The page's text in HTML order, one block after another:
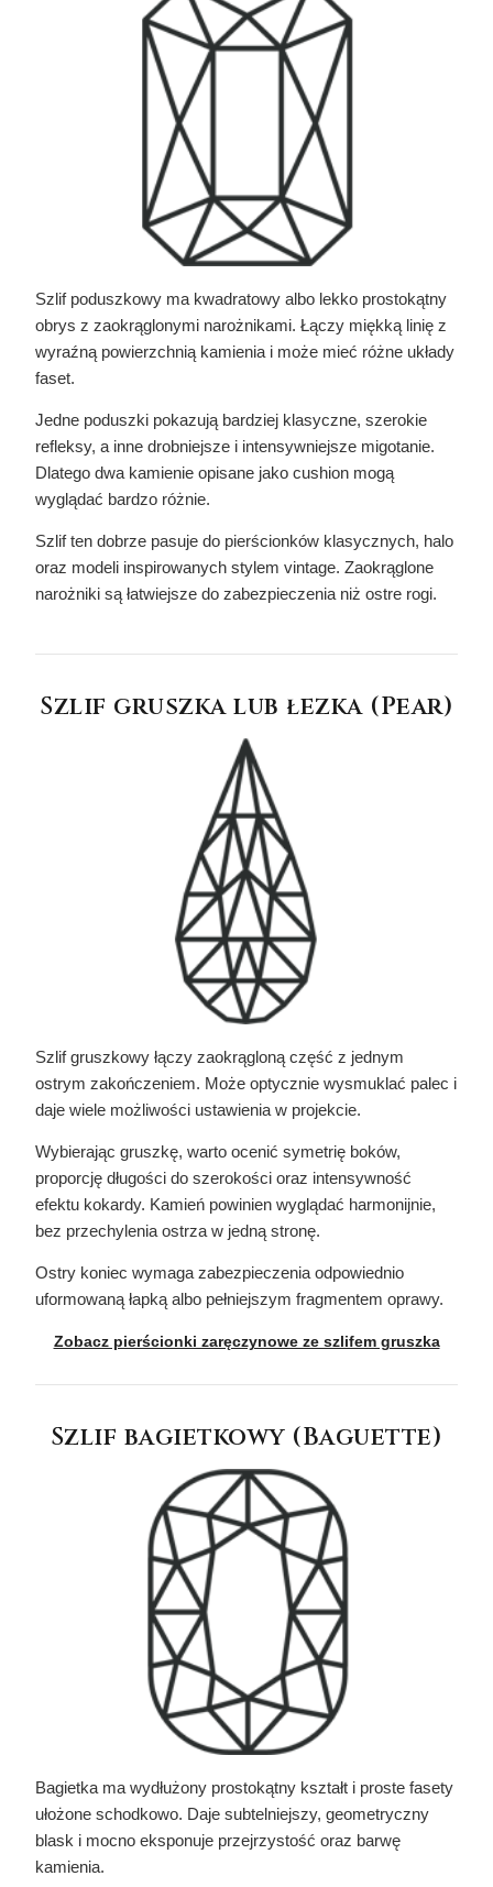
Szlif poduszkowy ma kwadratowy albo lekko prostokątny
obrys z zaokrąglonymi narożnikami. Łączy miękką linię z
wyraźną powierzchnią kamienia i może mieć różne układy
faset.
Jedne poduszki pokazują bardziej klasyczne, szerokie
refleksy, a inne drobniejsze i intensywniejsze migotanie.
Dlatego dwa kamienie opisane jako cushion mogą
wyglądać bardzo różnie.
Szlif ten dobrze pasuje do pierścionków klasycznych, halo
oraz modeli inspirowanych stylem vintage. Zaokrąglone
narożniki są łatwiejsze do zabezpieczenia niż ostre rogi.
Szlif gruszka lub łezka (Pear)
Szlif gruszkowy łączy zaokrągloną część z jednym
ostrym zakończeniem. Może optycznie wysmuklać palec i
daje wiele możliwości ustawienia w projekcie.
Wybierając gruszkę, warto ocenić symetrię boków,
proporcję długości do szerokości oraz intensywność
efektu kokardy. Kamień powinien wyglądać harmonijnie,
bez przechylenia ostrza w jedną stronę.
Ostry koniec wymaga zabezpieczenia odpowiednio
uformowaną łapką albo pełniejszym fragmentem oprawy.
Zobacz pierścionki zaręczynowe ze szlifem gruszka
Szlif bagietkowy (Baguette)
Bagietka ma wydłużony prostokątny kształt i proste fasety
ułożone schodkowo. Daje subtelniejszy, geometryczny
blask i mocno eksponuje przejrzystość oraz barwę
kamienia.